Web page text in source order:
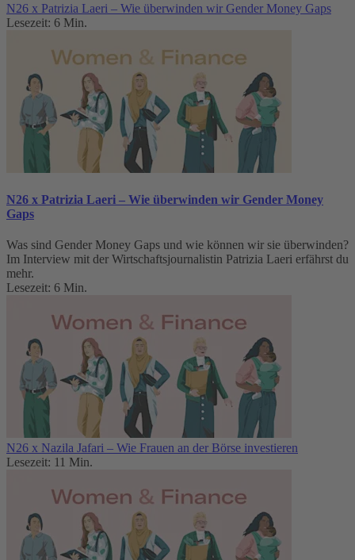
N26 x Patrizia Laeri – Wie überwinden wir Gender Money Gaps
Lesezeit: 6 Min.
N26 x Patrizia Laeri – Wie überwinden wir Gender Money
Gaps
Was sind Gender Money Gaps und wie können wir sie überwinden?
Im Interview mit der Wirtschaftsjournalistin Patrizia Laeri erfährst du
mehr.
Lesezeit: 6 Min.
N26 x Nazila Jafari – Wie Frauen an der Börse investieren
Lesezeit: 11 Min.